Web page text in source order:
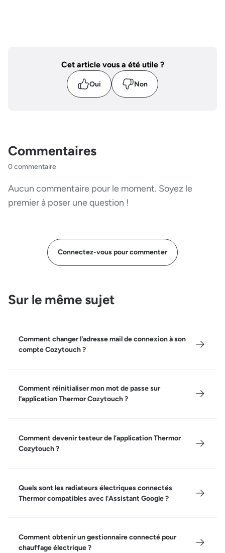
Cet article vous a été utile ?
Oui Non
Commentaires
0 commentaire
Aucun commentaire pour le moment. Soyez le
premier à poser une question !
Connectez-vous pour commenter
Sur le même sujet
Comment changer l'adresse mail de connexion à son
compte Cozytouch ?
Comment réinitialiser mon mot de passe sur
l'application Thermor Cozytouch ?
Comment devenir testeur de l’application Thermor
Cozytouch ?
Quels sont les radiateurs électriques connectés
Thermor compatibles avec l'Assistant Google ?
Comment obtenir un gestionnaire connecté pour
chauffage électrique ?